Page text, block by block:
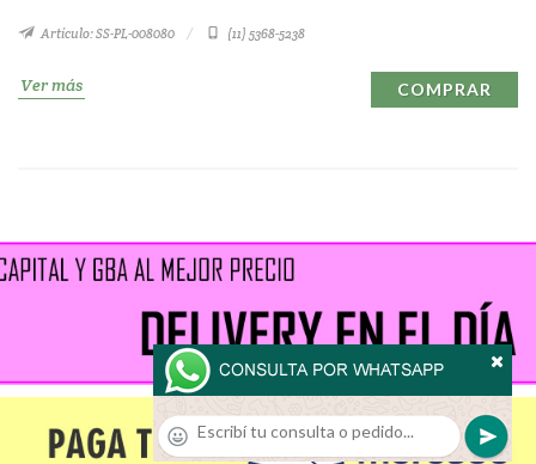
Artículo: SS-PL-008080 (11) 5368-5238
Ver más COMPRAR